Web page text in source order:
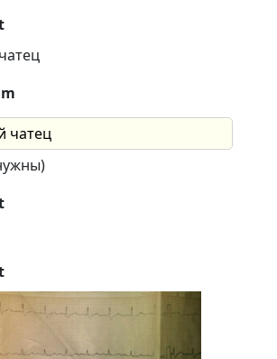
чатец